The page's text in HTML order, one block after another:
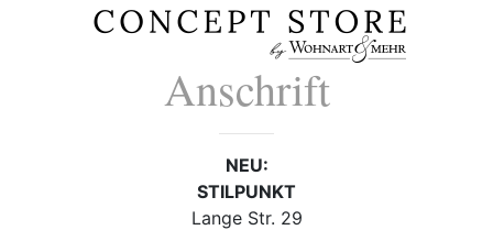
Anschrift
NEU:
STILPUNKT
Lange Str. 29